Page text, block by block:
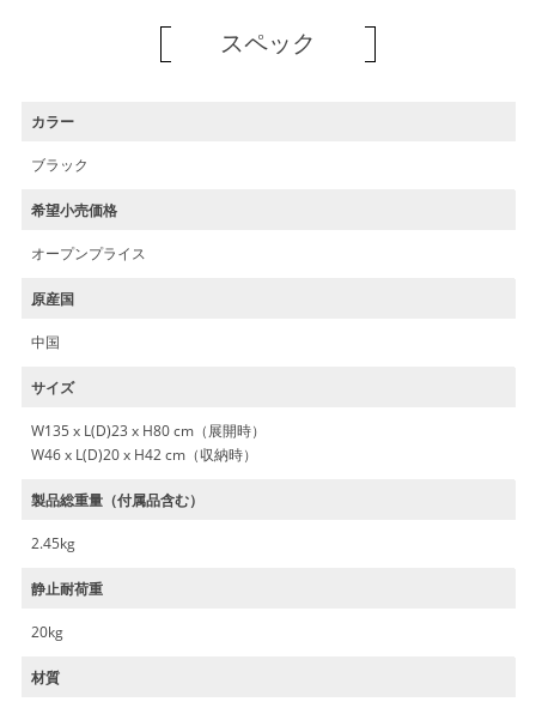
スペック
カラー
ブラック
希望小売価格
オープンプライス
原産国
中国
サイズ
W135 x L(D)23 x H80 cm（展開時）
W46 x L(D)20 x H42 cm（収納時）
製品総重量（付属品含む）
2.45kg
静止耐荷重
20kg
材質